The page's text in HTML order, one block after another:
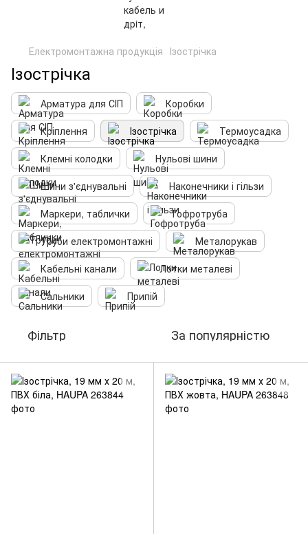
Електромонтажна продукція Ізострічка
Ізострічка
Арматура для СІП
Коробки
Кріплення
Ізострічка
Термоусадка
Клемні колодки
Нульові шини
Шини з'єднувальні
Наконечники і гільзи
Маркери, таблички
Гофротруба
Труби електромонтажні
Металорукав
Кабельні канали
Лотки металеві
Сальники
Припій
Фільтр За популярністю